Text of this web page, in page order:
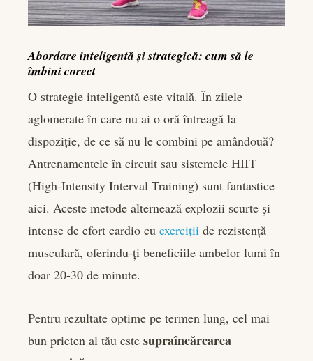
Abordare inteligentă și strategică: cum să le
îmbini corect
O strategie inteligentă este vitală. În zilele
aglomerate în care nu ai o oră întreagă la
dispoziție, de ce să nu le combini pe amândouă?
Antrenamentele în circuit sau sistemele HIIT
(High-Intensity Interval Training) sunt fantastice
aici. Aceste metode alternează explozii scurte și
intense de efort cardio cu exerciții de rezistență
musculară, oferindu-ți beneficiile ambelor lumi în
doar 20-30 de minute.
Pentru rezultate optime pe termen lung, cel mai
bun prieten al tău este supraîncărcarea